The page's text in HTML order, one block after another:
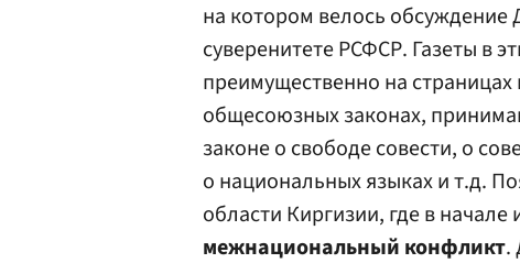
на котором велось обсуждение
суверенитете РСФСР. Газеты в
преимущественно на
общесоюзных законах,
законе о свободе совести, о
о национальных языках и т.д.
области Киргизии, где в
межнациональный конфликт.